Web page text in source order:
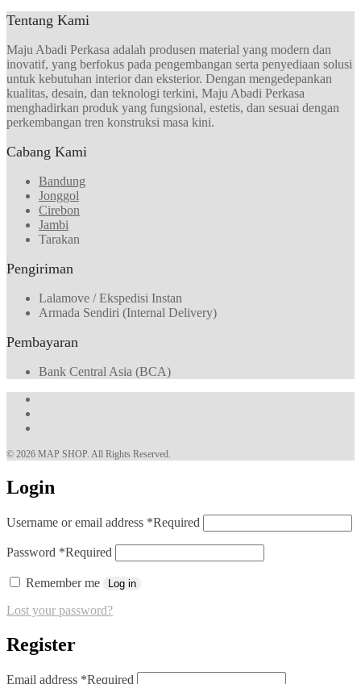
Tentang Kami
Maju Abadi Perkasa adalah produsen material yang modern dan
inovatif, yang berfokus pada pengembangan serta penyediaan solusi
untuk kebutuhan interior dan eksterior. Dengan mengedepankan
kualitas, desain, dan teknologi terkini, Maju Abadi Perkasa
menghadirkan produk yang fungsional, estetis, dan sesuai dengan
perkembangan tren konstruksi masa kini.
Cabang Kami
Bandung
Jonggol
Cirebon
Jambi
Tarakan
Pengiriman
Lalamove / Ekspedisi Instan
Armada Sendiri (Internal Delivery)
Pembayaran
Bank Central Asia (BCA)
© 2026 MAP SHOP. All Rights Reserved.
Login
Username or email address *Required
Password *Required
Remember me Log in
Lost your password?
Register
Email address *Required